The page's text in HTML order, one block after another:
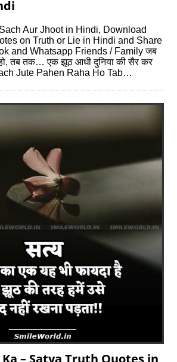
Aur Jhoot in Hindi, Download
on Truth or Lie in Hindi and Share
and Whatsapp Friends / Family जब
तब तक… एक झूठ आधी दुनिया की सैर कर
Jute Pahen Raha Ho Tab…
– Satya Truth Quotes in